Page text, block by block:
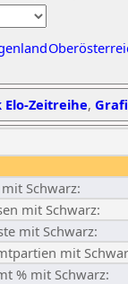
Elo-Zeitreihe,
mit Schwarz:
mit Schwarz:
mit Schwarz:
mit
% mit Schwarz: